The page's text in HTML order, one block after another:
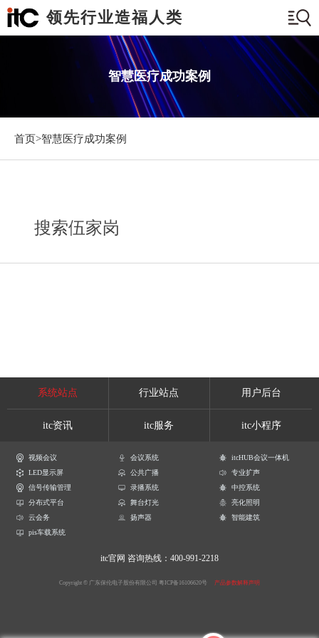
领先行业造福人类
智慧医疗成功案例
首页>智慧医疗成功案例
搜索伍家岗
系统站点 行业站点 用户后台
itc资讯 itc服务 itc小程序
视频会议 会议系统
itcHUB会议一体机
LED显示屏
公共广播
专业扩声
信号传输管理
录播系统
中控系统
分布式平台
舞台灯光
亮化照明
云会务
扬声器
智能建筑
pis车载系统
itc官网 咨询热线：400-991-2218
Copyright © 广东保伦电子股份有限公司 粤ICP备16106620号 产品参数解释声明